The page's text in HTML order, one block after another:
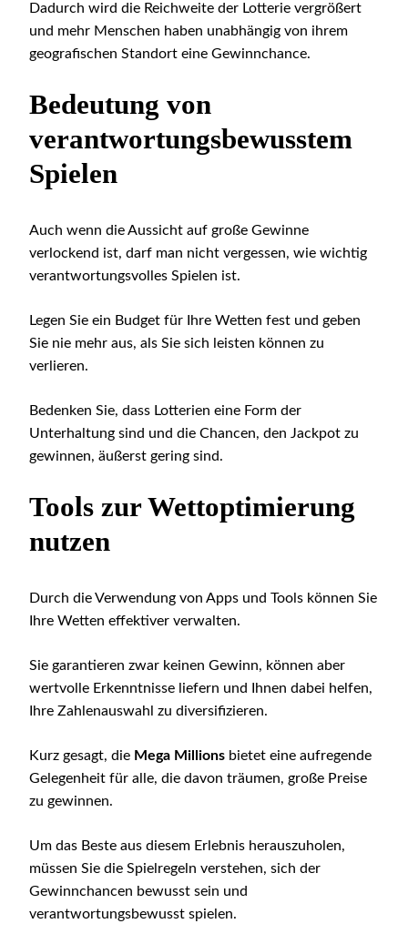
Dadurch wird die Reichweite der Lotterie vergrößert
und mehr Menschen haben unabhängig von ihrem
geografischen Standort eine Gewinnchance.
Bedeutung von
verantwortungsbewusstem
Spielen
Auch wenn die Aussicht auf große Gewinne
verlockend ist, darf man nicht vergessen, wie wichtig
verantwortungsvolles Spielen ist.
Legen Sie ein Budget für Ihre Wetten fest und geben
Sie nie mehr aus, als Sie sich leisten können zu
verlieren.
Bedenken Sie, dass Lotterien eine Form der
Unterhaltung sind und die Chancen, den Jackpot zu
gewinnen, äußerst gering sind.
Tools zur Wettoptimierung
nutzen
Durch die Verwendung von Apps und Tools können Sie
Ihre Wetten effektiver verwalten.
Sie garantieren zwar keinen Gewinn, können aber
wertvolle Erkenntnisse liefern und Ihnen dabei helfen,
Ihre Zahlenauswahl zu diversifizieren.
Kurz gesagt, die Mega Millions bietet eine aufregende
Gelegenheit für alle, die davon träumen, große Preise
zu gewinnen.
Um das Beste aus diesem Erlebnis herauszuholen,
müssen Sie die Spielregeln verstehen, sich der
Gewinnchancen bewusst sein und
verantwortungsbewusst spielen.